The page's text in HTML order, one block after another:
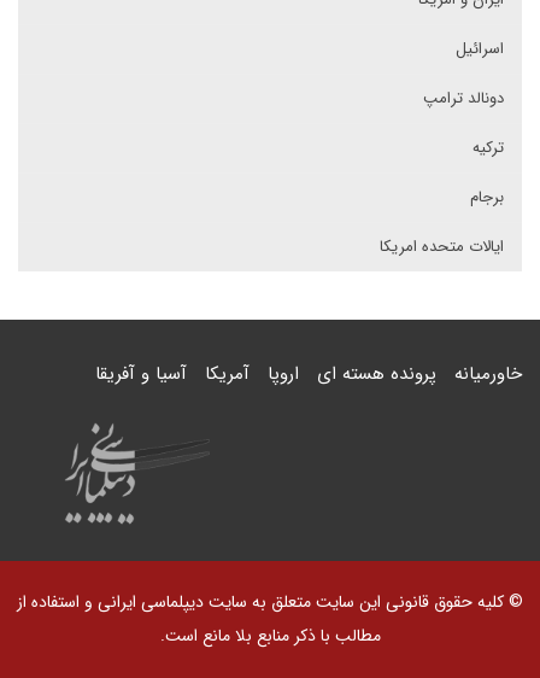
اسرائیل
دونالد ترامپ
ترکیه
برجام
ایالات متحده امریکا
خاورمیانه پرونده هسته ای اروپا آمریکا آسیا و آفریقا
© کلیه حقوق قانونی این سایت متعلق به سایت دیپلماسی ایرانی و استفاده از
مطالب با ذکر منابع بلا مانع است.